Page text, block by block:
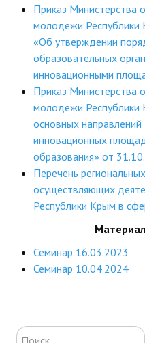
Приказ Министерства
молодежи
«Об утверждении
образовательных
инновационными
Приказ Министерства
молодежи
основных направлений
инновационных
образования» от
Перечень
осуществляющих
Республики Крым в
Семинар 16.03.2023
Семинар 10.04.2024
Искать...